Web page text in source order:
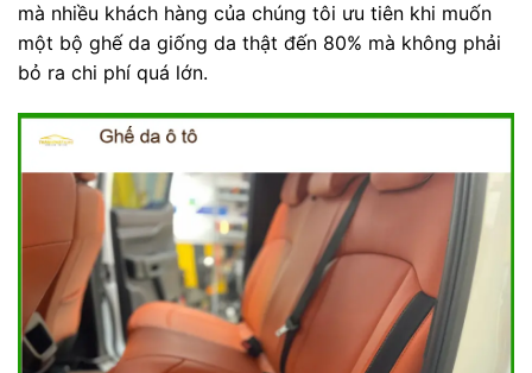
mà nhiều khách hàng của chúng tôi ưu tiên khi muốn
một bộ ghế da giống da thật đến 80% mà không phải
bỏ ra chi phí quá lớn.